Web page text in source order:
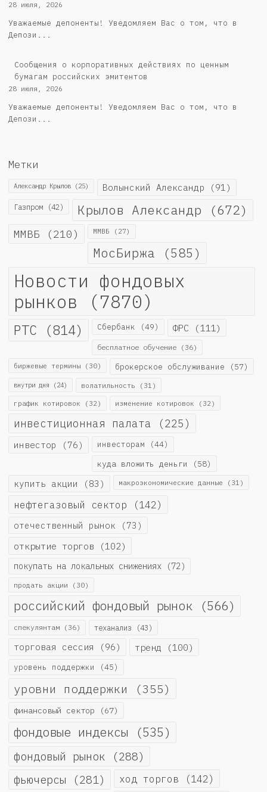
28 июля, 2026
Уважаемые депоненты! Уведомляем Вас о том, что в
Депози...
Cообщения о корпоративных действиях по ценным
бумагам российских эмитентов
28 июля, 2026
Уважаемые депоненты! Уведомляем Вас о том, что в
Депози...
Метки
Александр Крылов (25) Волынский Александр (91)
Газпром (42) Крылов Александр (672)
ММВБ (210) ММВБ (27)
МосБиржа (585)
Новости фондовых
рынков (7870)
РТС (814) Сбербанк (49) ФРС (111)
бесплатное обучение (36)
биржевые термины (30) брокерское обслуживание (57)
внутри дня (24) волатильность (31)
график котировок (32) изменение котировок (32)
инвестиционная палата (225)
инвестор (76) инвесторам (44)
куда вложить деньги (58)
купить акции (83) макроэкономические данные (31)
нефтегазовый сектор (142)
отечественный рынок (73)
открытие торгов (102)
покупать на локальных снижениях (72)
продать акции (30)
российский фондовый рынок (566)
спекулянтам (36) теханализ (43)
торговая сессия (96) тренд (100)
уровень поддержки (45)
уровни поддержки (355)
финансовый сектор (67)
фондовые индексы (535)
фондовый рынок (288)
фьючерсы (281) ход торгов (142)